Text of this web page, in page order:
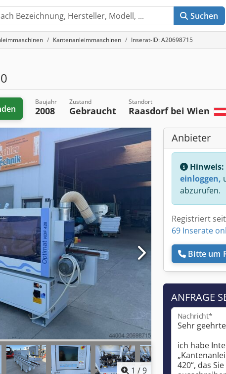
Suchen
Kantenanleimmaschinen Inserat-ID: A20698715
Baujahr
2008
Zustand
Gebraucht
Standort
Raasdorf bei Wien
1 /9
Anbieter
Hinweis:
einloggen,
abzurufen.
Registriert
69 Inserate
Bitte um
ANFRAGE
Nachricht*